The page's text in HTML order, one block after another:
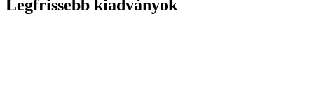
Legfrissebb kiadványok